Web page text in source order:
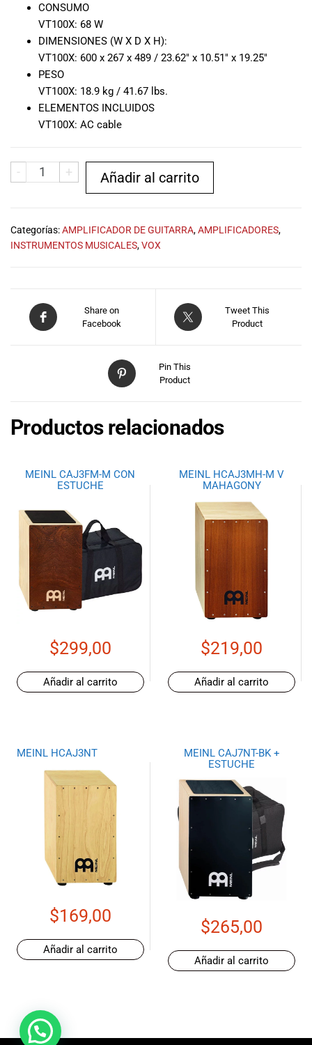
mundo de la
música con
Ecuador!
CONSUMO
VT100X: 68 W
DIMENSIONES (W X D X H):
VT100X: 600 x 267 x 489 / 23.62″ x 10.51″ x 19.25″
PESO
VT100X: 18.9 kg / 41.67 lbs.
ELEMENTOS INCLUIDOS
VT100X: AC cable
- + Añadir al carrito
Categorías:AMPLIFICADOR DE GUITARRA,AMPLIFICADORES,
INSTRUMENTOS MUSICALES,VOX
Share on
Facebook
Tweet This
Product
Pin This
Product
Productos relacionados
MEINL CAJ3FM-M CON
ESTUCHE
$299,00
Añadir al carrito
MEINL HCAJ3MH-M V
MAHAGONY
$219,00
Añadir al carrito
MEINL HCAJ3NT
$169,00
Añadir al carrito
MEINL CAJ7NT-BK +
ESTUCHE
$265,00
Añadir al carrito